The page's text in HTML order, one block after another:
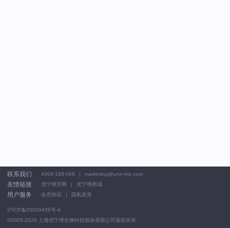
联系我们 4008-168-068 marketing@univ-bio.com
友情链接 优宁维官网 优宁维商城
用户服务 会员协议 隐私政策
沪ICP备05059456号-4
©2005-2026 上海优宁维生物科技股份有限公司版权所有